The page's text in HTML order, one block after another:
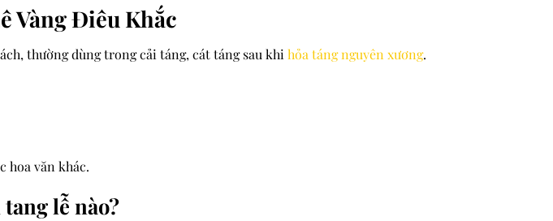
Vàng Điêu Khắc
thường dùng trong cải táng, cát táng sau khi hỏa táng nguyên xương.
hoa văn khác.
lễ nào?